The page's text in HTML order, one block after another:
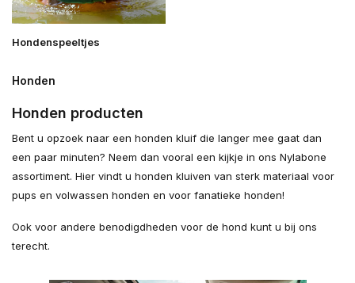
Hondenspeeltjes
Honden
Honden producten
Bent u opzoek naar een honden kluif die langer mee gaat dan
een paar minuten? Neem dan vooral een kijkje in ons Nylabone
assortiment. Hier vindt u honden kluiven van sterk materiaal voor
pups en volwassen honden en voor fanatieke honden!
Ook voor andere benodigdheden voor de hond kunt u bij ons
terecht.